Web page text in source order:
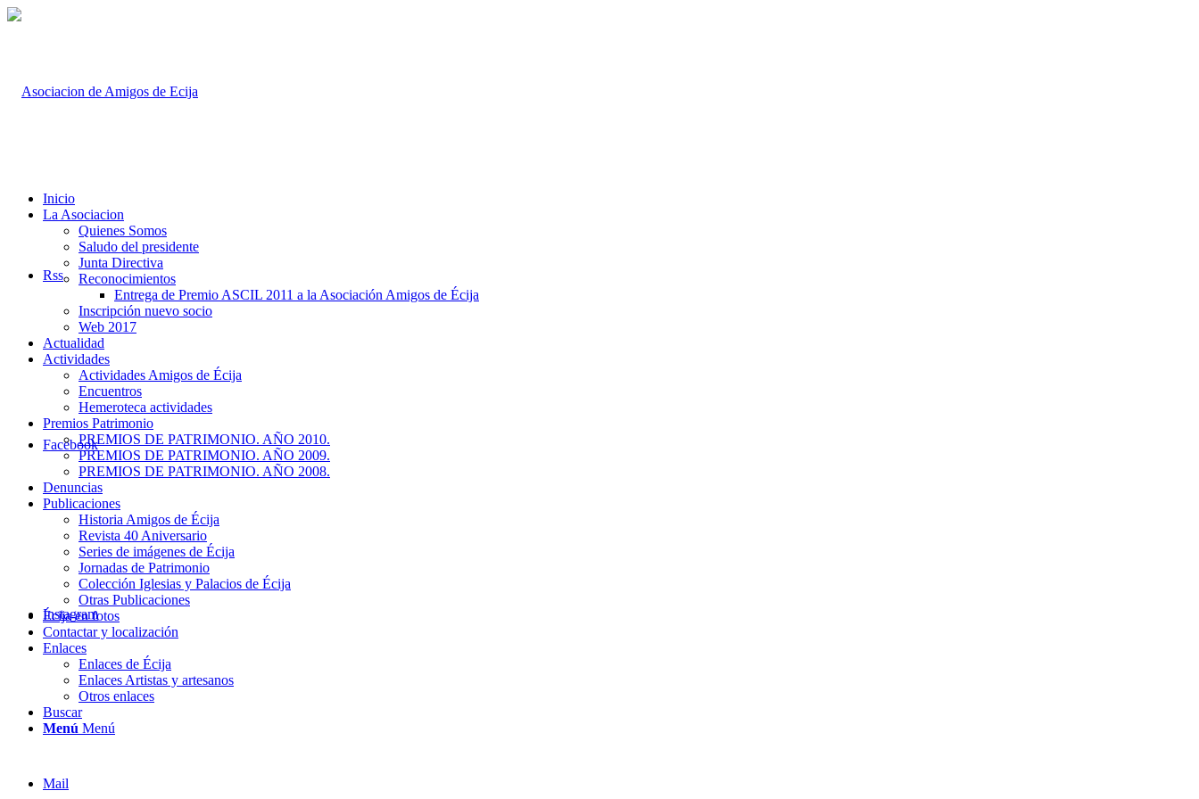
Rss
Facebook
Instagram
Mail
Inicio
La Asociacion
Quienes Somos
Saludo del presidente
Junta Directiva
Reconocimientos
Entrega de Premio ASCIL 2011 a la Asociación Amigos de Écija
Inscripción nuevo socio
Web 2017
Actualidad
Actividades
Actividades Amigos de Écija
Encuentros
Hemeroteca actividades
Premios Patrimonio
PREMIOS DE PATRIMONIO. AÑO 2010.
PREMIOS DE PATRIMONIO. AÑO 2009.
PREMIOS DE PATRIMONIO. AÑO 2008.
Denuncias
Publicaciones
Historia Amigos de Écija
Revista 40 Aniversario
Series de imágenes de Écija
Jornadas de Patrimonio
Colección Iglesias y Palacios de Écija
Otras Publicaciones
Écija en fotos
Contactar y localización
Enlaces
Enlaces de Écija
Enlaces Artistas y artesanos
Otros enlaces
Buscar
Menú Menú